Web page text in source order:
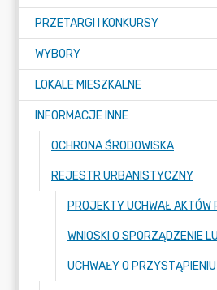
PRZETARGI I KONKURSY
WYBORY
LOKALE MIESZKALNE
INFORMACJE INNE
OCHRONA ŚRODOWISKA
REJESTR URBANISTYCZNY